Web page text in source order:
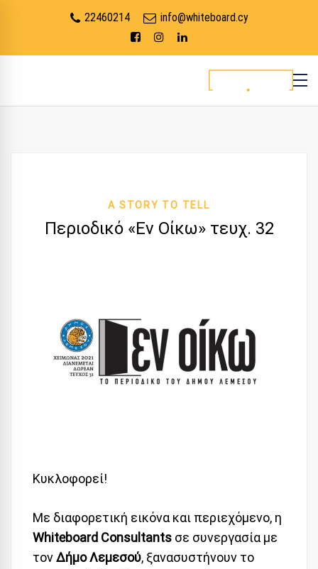
22460214 info@whiteboard.cy
A STORY TO TELL
Περιοδικό «Εν Οίκω» τευχ. 32
Κυκλοφορεί!
Με διαφορετική εικόνα και περιεχόμενο, η
Whiteboard Consultants σε συνεργασία με
τονΔήμο Λεμεσού, ξανασυστήνουν το